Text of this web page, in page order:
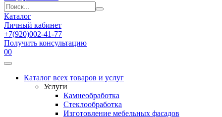
Каталог
Личный кабинет
+7(920)002-41-77
Получить консультацию
00
Каталог всех товаров и услуг
Услуги
Камнеобработка
Стеклообработка
Изготовление мебельных фасадов